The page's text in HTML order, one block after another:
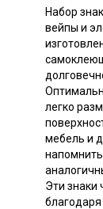
Набор
вейпы и
легко
мебель и
Эти знаки